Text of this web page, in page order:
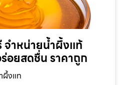
จำหน่ายน้ำผึ้งแท้
อยสดชื่น ราคาถูก
ผึ้งแท